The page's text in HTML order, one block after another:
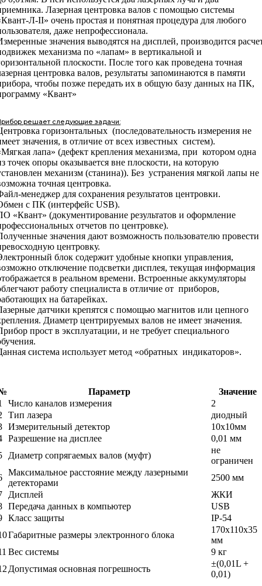
Лазерная центровка валов с помощью системы
Л-II» очень простая и понятная процедура для любого
даже непрофессионала.
значения выводятся на дисплей, производится
механизма по «лапам» в вертикальной и
плоскости. После того как проведена точная
центровка валов, результаты запоминаются в памяти
чтобы позже передать их в общую базу данных на ПК,
«Квант»
решает следующие задачи:
горизонтальных (последовательность измерения не
значения, в отличие от всех известных систем).
лапа» (дефект крепления механизма, при котором одна
точек опоры оказывается вне плоскости, на которую
механизм (станина)). Без устранения мягкой лапы не
точная центровка.
менеджер для сохранения результатов центровки.
с ПК (интерфейс USB).
«Квант» (документирование результатов и оформление
отчетов по центровке).
значения дают возможность пользователю провести
центровку.
блок содержит удобные кнопки управления,
отключение подсветки дисплея, текущая информация
в реальном времени. Встроенные аккумуляторы
работу специалиста в отличие от приборов,
на батарейках.
датчики крепятся с помощью магнитов или цепного
Диаметр центрируемых валов не имеет значения.
прост в эксплуатации, и не требует специального
система использует метод «обратных индикаторов».
Параметр
Значение
Число каналов измерения
2
Тип лазера
диодный
Измерительный детектор
10х10мм
Разрешение на дисплее
0,01 мм
Диаметр сопрягаемых валов (муфт)
не
ограничен
Максимальное расстояние между лазерными
детекторами
2500 мм
Дисплей
ЖКИ
Передача данных в компьютер
USB
Класс защиты
IP-54
Габаритные размеры электронного блока
170х110х35
мм
Вес системы
9 кг
Допустимая основная погрешность
±(0,01L +
0,01)